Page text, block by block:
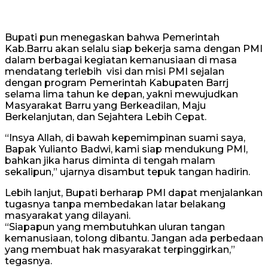
Bupati pun menegaskan bahwa Pemerintah
Kab.Barru akan selalu siap bekerja sama dengan PMI
dalam berbagai kegiatan kemanusiaan di masa
mendatang terlebih visi dan misi PMI sejalan
dengan program Pemerintah Kabupaten Barrj
selama lima tahun ke depan, yakni mewujudkan
Masyarakat Barru yang Berkeadilan, Maju
Berkelanjutan, dan Sejahtera Lebih Cepat.
“Insya Allah, di bawah kepemimpinan suami saya,
Bapak Yulianto Badwi, kami siap mendukung PMI,
bahkan jika harus diminta di tengah malam
sekalipun,” ujarnya disambut tepuk tangan hadirin.
Lebih lanjut, Bupati berharap PMI dapat menjalankan
tugasnya tanpa membedakan latar belakang
masyarakat yang dilayani.
“Siapapun yang membutuhkan uluran tangan
kemanusiaan, tolong dibantu. Jangan ada perbedaan
yang membuat hak masyarakat terpinggirkan,”
tegasnya.